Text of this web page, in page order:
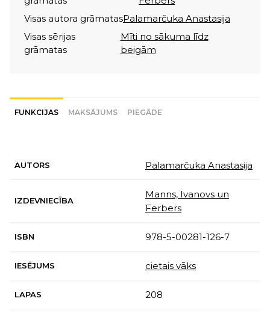
Visas autora grāmatasPalamarčuka Anastasija
Visas sērijas
grāmatas
Mīti no sākuma līdz
beigām
FUNKCIJAS MAKSĀJUMS PIEGĀDE
AUTORS Palamarčuka Anastasija
IZDEVNIECĪBA
Manns, Ivanovs un
Ferbers
ISBN 978-5-00281-126-7
IESĒJUMS cietais vāks
LAPAS 208